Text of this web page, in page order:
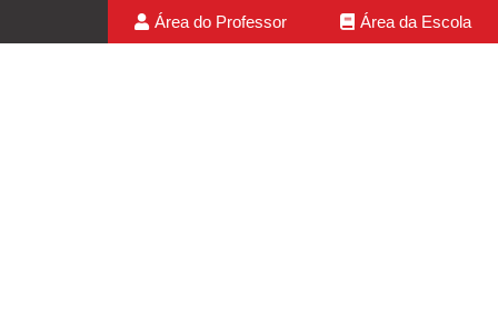
Área do Professor Área da Escola